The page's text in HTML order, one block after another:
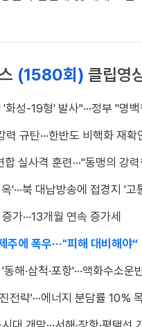
(1580회) 클립영
성-19형' 발사"···정부 "명
규탄···한반도 비핵화 재확
실사격 훈련···"동맹의 강
'···북 대남방송에 접경지 '
가···13개월 연속 증가세
주에 폭우···"피해 대비해야
해·삼척·포항'···액화수소운
전략'···에너지 분담률 10%